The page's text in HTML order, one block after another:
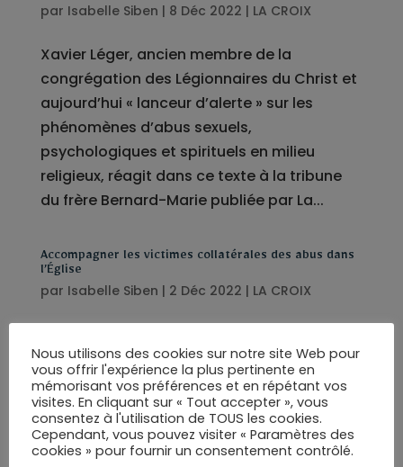
par Isabelle Siben | 8 Déc 2022 | LA CROIX
Xavier Léger, ancien membre de la
congrégation des Légionnaires du Christ et
aujourd’hui « lanceur d’alerte » sur les
phénomènes d’abus sexuels,
psychologiques et spirituels en milieu
religieux, réagit dans ce texte à la tribune
du frère Bernard-Marie publiée par La...
Accompagner les victimes collatérales des abus dans
l’Église
par Isabelle Siben | 2 Déc 2022 | LA CROIX
ils n’ont pas été victimes directes
d’agression, mais sont toutefois atteints
dans leurs rapports à l’Église et au Christ.
Quel accompagnement pour les victimes
collatérales des agresseurs ? • Clémence
Nous utilisons des cookies sur notre site Web pour
vous offrir l'expérience la plus pertinente en
mémorisant vos préférences et en répétant vos
visites. En cliquant sur « Tout accepter », vous
consentez à l'utilisation de TOUS les cookies.
Cependant, vous pouvez visiter « Paramètres des
cookies » pour fournir un consentement contrôlé.